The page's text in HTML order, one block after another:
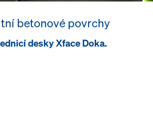
betonové povrchy
desky Xface Doka.